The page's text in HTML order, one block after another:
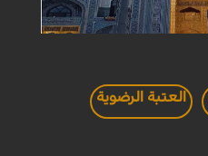
العتبة الرضوية